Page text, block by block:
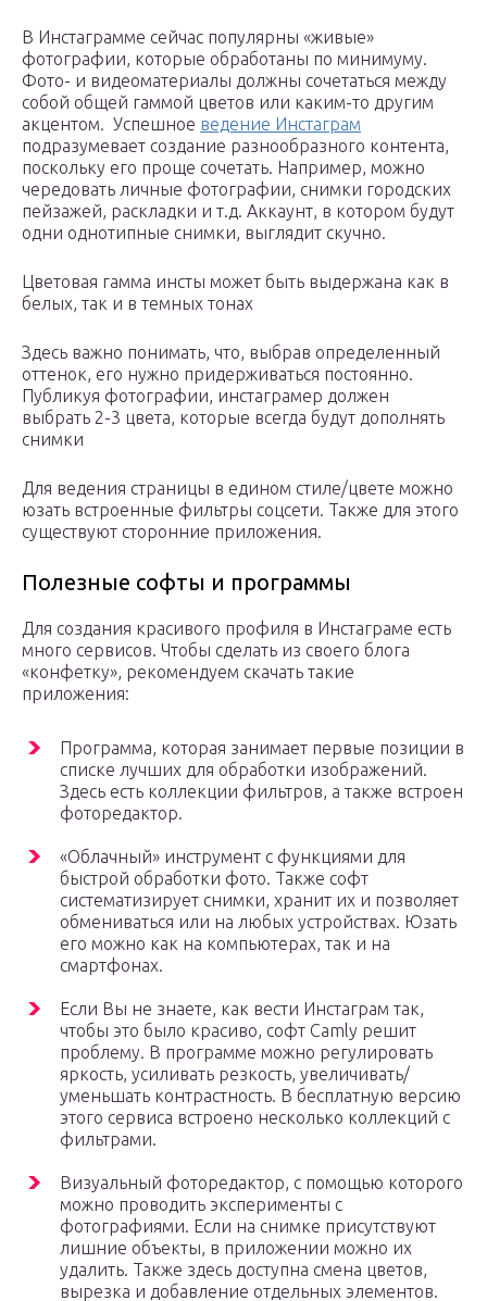
В Инстаграмме сейчас популярны «живые»
фотографии, которые обработаны по минимуму.
Фото- и видеоматериалы должны сочетаться между
собой общей гаммой цветов или каким-то другим
акцентом. Успешное ведение Инстаграм
подразумевает создание разнообразного контента,
поскольку его проще сочетать. Например, можно
чередовать личные фотографии, снимки городских
пейзажей, раскладки и т.д. Аккаунт, в котором будут
одни однотипные снимки, выглядит скучно.
Цветовая гамма инсты может быть выдержана как в
белых, так и в темных тонах
Здесь важно понимать, что, выбрав определенный
оттенок, его нужно придерживаться постоянно.
Публикуя фотографии, инстаграмер должен
выбрать 2-3 цвета, которые всегда будут дополнять
снимки
Для ведения страницы в едином стиле/цвете можно
юзать встроенные фильтры соцсети. Также для этого
существуют сторонние приложения.
Полезные софты и программы
Для создания красивого профиля в Инстаграме есть
много сервисов. Чтобы сделать из своего блога
«конфетку», рекомендуем скачать такие
приложения:
Программа, которая занимает первые позиции в
списке лучших для обработки изображений.
Здесь есть коллекции фильтров, а также встроен
фоторедактор.
«Облачный» инструмент с функциями для
быстрой обработки фото. Также софт
систематизирует снимки, хранит их и позволяет
обмениваться или на любых устройствах. Юзать
его можно как на компьютерах, так и на
смартфонах.
Если Вы не знаете, как вести Инстаграм так,
чтобы это было красиво, софт Camly решит
проблему. В программе можно регулировать
яркость, усиливать резкость, увеличивать/
уменьшать контрастность. В бесплатную версию
этого сервиса встроено несколько коллекций с
фильтрами.
Визуальный фоторедактор, с помощью которого
можно проводить эксперименты с
фотографиями. Если на снимке присутствуют
лишние объекты, в приложении можно их
удалить. Также здесь доступна смена цветов,
вырезка и добавление отдельных элементов.